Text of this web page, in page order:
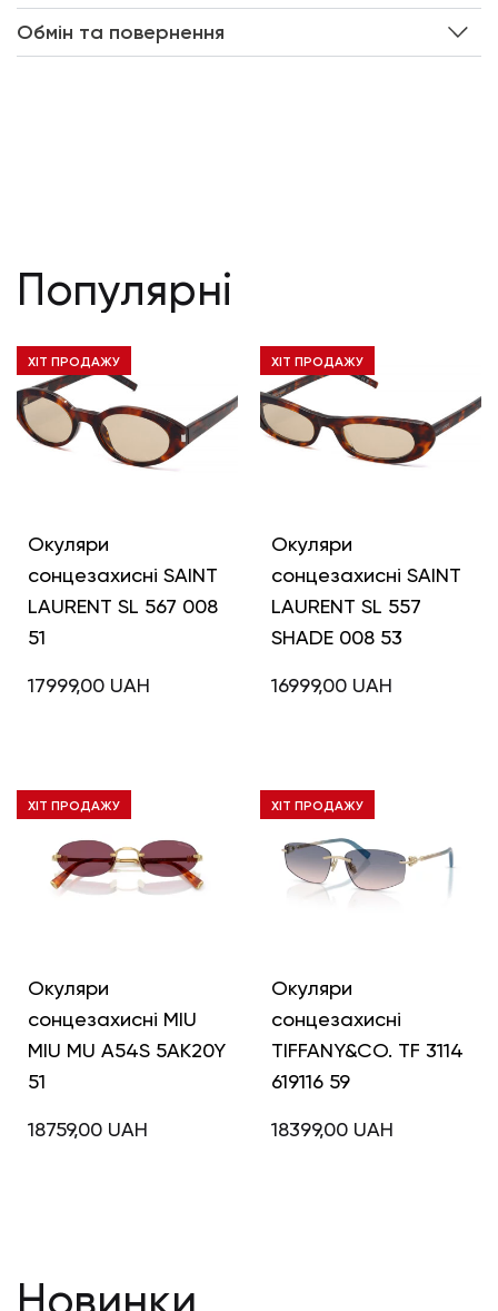
Обмін та повернення
Популярні
ХІТ ПРОДАЖУ
Окуляри
сонцезахисні SAINT
LAURENT SL 567 008
51
17999,00 UAH
ХІТ ПРОДАЖУ
Окуляри
сонцезахисні SAINT
LAURENT SL 557
SHADE 008 53
16999,00 UAH
ХІТ ПРОДАЖУ
Окуляри
сонцезахисні MIU
MIU MU A54S 5AK20Y
51
18759,00 UAH
ХІТ ПРОДАЖУ
Окуляри
сонцезахисні
TIFFANY&CO. TF 3114
619116 59
18399,00 UAH
Новинки